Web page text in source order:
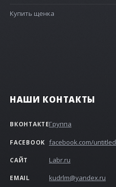
Купить щенка
НАШИ КОНТАКТЫ
ВКОНТАКТЕГруппа
FACEBOOK facebook.com/untitled
САЙТ Labr.ru
EMAIL kudrlm@yandex.ru